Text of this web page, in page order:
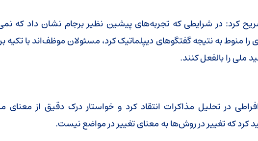
کرد: در شرایطی که تجربه‌های پیشین نظیر برجام نشان داد که
منوط به نتیجه گفتگوهای دیپلماتیک کرد، مسئولان موظف‌اند با تکیه
ملی را بالفعل کنند.
در تحلیل مذاکرات انتقاد کرد و خواستار درک دقیق از معنای
کرد که تغییر در روش‌ها به معنای تغییر در مواضع نیست.